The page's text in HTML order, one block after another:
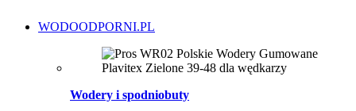
WODOODPORNI.PL
Wodery i spodniobuty